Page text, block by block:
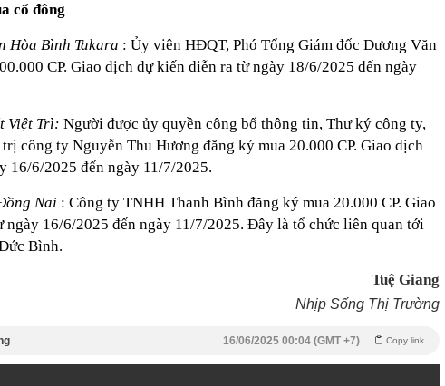
cổ đông
Hòa Bình Takara : Ủy viên HĐQT, Phó Tổng Giám đốc Dương Văn
CP. Giao dịch dự kiến diễn ra từ ngày 18/6/2025 đến ngày
Việt Trì: Người được ủy quyền công bố thông tin, Thư ký công ty,
công ty Nguyễn Thu Hương đăng ký mua 20.000 CP. Giao dịch
16/6/2025 đến ngày 11/7/2025.
Nai : Công ty TNHH Thanh Bình đăng ký mua 20.000 CP. Giao
ngày 16/6/2025 đến ngày 11/7/2025. Đây là tổ chức liên quan tới
Bình.
Tuệ Giang
Nhịp Sống Thị Trường
Copy link
16/06/2025 00:04 (GMT +7)